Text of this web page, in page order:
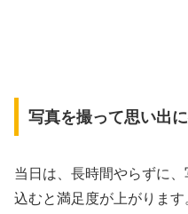
写真を撮って思い出
当日は、長時間やらずに
込むと満足度が上がります